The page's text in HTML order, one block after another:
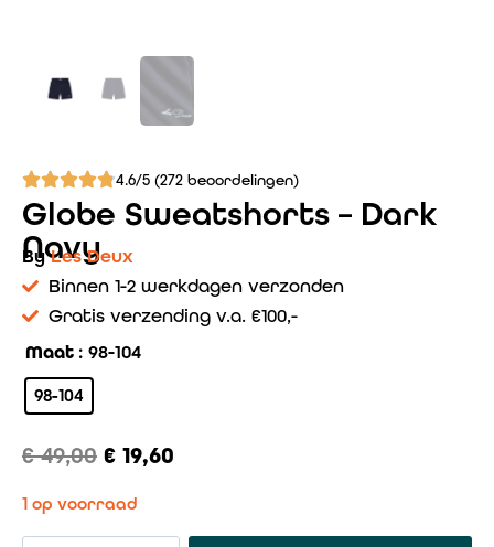
4.6/5 (272 beoordelingen)
Globe Sweatshorts – Dark
Navy
ByLes Deux
Binnen 1-2 werkdagen verzonden
Gratis verzending v.a. €100,-
Maat : 98-104
98-104
€49,00 € 19,60
1 op voorraad